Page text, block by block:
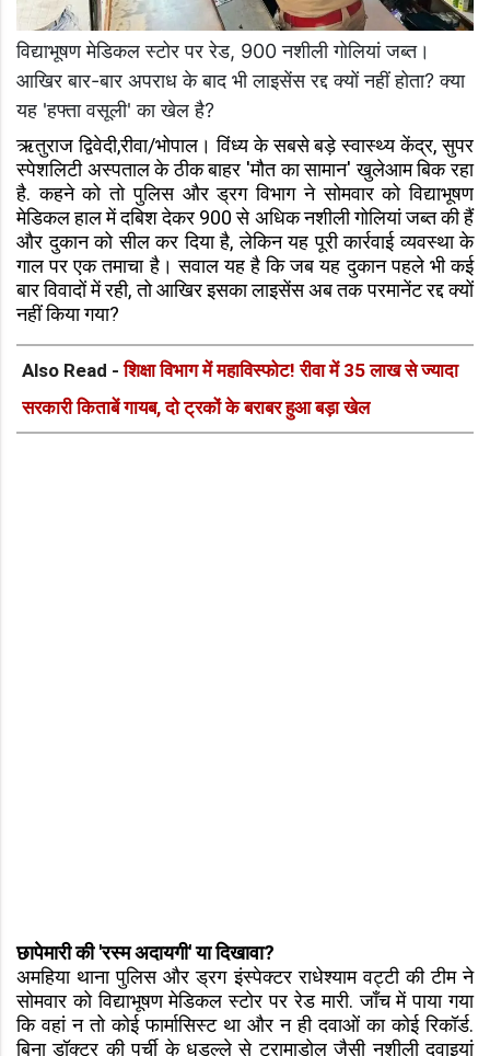
विद्याभूषण मेडिकल स्टोर पर रेड, 900 नशीली गोलियां जब्त।
आखिर बार-बार अपराध के बाद भी लाइसेंस रद्द क्यों नहीं होता? क्या
यह 'हफ्ता वसूली' का खेल है?
ऋतुराज द्विवेदी,रीवा/भोपाल। विंध्य के सबसे बड़े स्वास्थ्य केंद्र, सुपर
स्पेशलिटी अस्पताल के ठीक बाहर 'मौत का सामान' खुलेआम बिक रहा
है. कहने को तो पुलिस और ड्रग विभाग ने सोमवार को विद्याभूषण
मेडिकल हाल में दबिश देकर 900 से अधिक नशीली गोलियां जब्त की हैं
और दुकान को सील कर दिया है, लेकिन यह पूरी कार्रवाई व्यवस्था के
गाल पर एक तमाचा है। सवाल यह है कि जब यह दुकान पहले भी कई
बार विवादों में रही, तो आखिर इसका लाइसेंस अब तक परमानेंट रद्द क्यों
नहीं किया गया?
Also Read -शिक्षा विभाग में महाविस्फोट! रीवा में 35 लाख से ज्यादा
सरकारी किताबें गायब, दो ट्रकों के बराबर हुआ बड़ा खेल
छापेमारी की 'रस्म अदायगी' या दिखावा?
अमहिया थाना पुलिस और ड्रग इंस्पेक्टर राधेश्याम वट्टी की टीम ने
सोमवार को विद्याभूषण मेडिकल स्टोर पर रेड मारी. जाँच में पाया गया
कि वहां न तो कोई फार्मासिस्ट था और न ही दवाओं का कोई रिकॉर्ड.
बिना डॉक्टर की पर्ची के धड़ल्ले से ट्रामाडोल जैसी नशीली दवाइयां